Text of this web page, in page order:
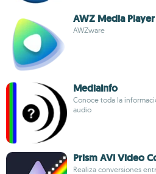
AWZ Media Player
AWZware
MediaInfo
Conoce toda la
audio
Prism AVI Video
Realiza conversiones